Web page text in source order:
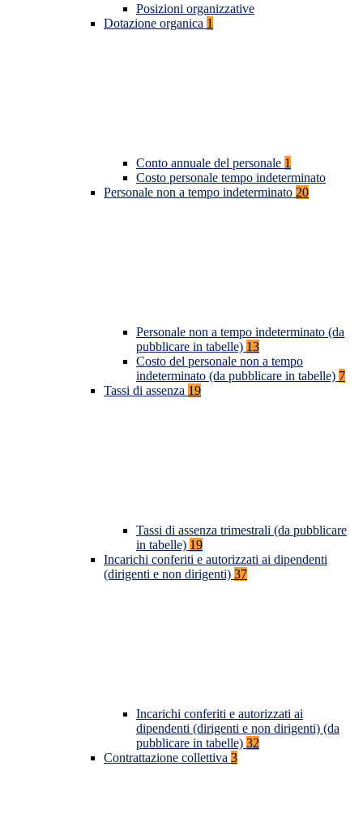
Posizioni organizzative
Dotazione organica 1
Conto annuale del personale 1
Costo personale tempo indeterminato
Personale non a tempo indeterminato 20
Personale non a tempo indeterminato (da
pubblicare in tabelle) 13
Costo del personale non a tempo
indeterminato (da pubblicare in tabelle) 7
Tassi di assenza 19
Tassi di assenza trimestrali (da pubblicare
in tabelle) 19
Incarichi conferiti e autorizzati ai dipendenti
(dirigenti e non dirigenti) 37
Incarichi conferiti e autorizzati ai
dipendenti (dirigenti e non dirigenti) (da
pubblicare in tabelle) 32
Contrattazione collettiva 3